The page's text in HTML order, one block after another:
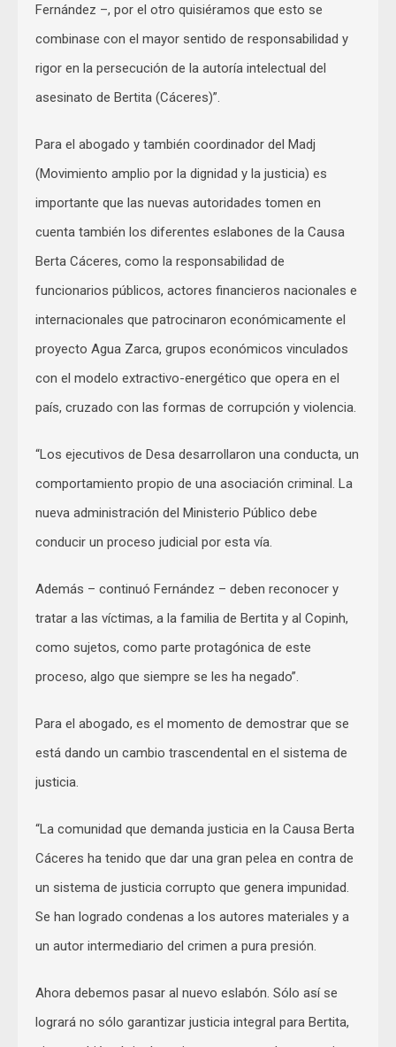
Fernández –, por el otro quisiéramos que esto se
combinase con el mayor sentido de responsabilidad y
rigor en la persecución de la autoría intelectual del
asesinato de Bertita (Cáceres)”.
Para el abogado y también coordinador del Madj
(Movimiento amplio por la dignidad y la justicia) es
importante que las nuevas autoridades tomen en
cuenta también los diferentes eslabones de la Causa
Berta Cáceres, como la responsabilidad de
funcionarios públicos, actores financieros nacionales e
internacionales que patrocinaron económicamente el
proyecto Agua Zarca, grupos económicos vinculados
con el modelo extractivo-energético que opera en el
país, cruzado con las formas de corrupción y violencia.
“Los ejecutivos de Desa desarrollaron una conducta, un
comportamiento propio de una asociación criminal. La
nueva administración del Ministerio Público debe
conducir un proceso judicial por esta vía.
Además – continuó Fernández – deben reconocer y
tratar a las víctimas, a la familia de Bertita y al Copinh,
como sujetos, como parte protagónica de este
proceso, algo que siempre se les ha negado”.
Para el abogado, es el momento de demostrar que se
está dando un cambio trascendental en el sistema de
justicia.
“La comunidad que demanda justicia en la Causa Berta
Cáceres ha tenido que dar una gran pelea en contra de
un sistema de justicia corrupto que genera impunidad.
Se han logrado condenas a los autores materiales y a
un autor intermediario del crimen a pura presión.
Ahora debemos pasar al nuevo eslabón. Sólo así se
logrará no sólo garantizar justicia integral para Bertita,